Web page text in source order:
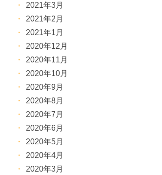
2021年3月
2021年2月
2021年1月
2020年12月
2020年11月
2020年10月
2020年9月
2020年8月
2020年7月
2020年6月
2020年5月
2020年4月
2020年3月